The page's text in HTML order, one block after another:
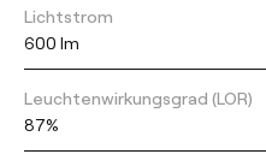
Lichtstrom
600 lm
Leuchtenwirkungsgrad (LOR)
87%